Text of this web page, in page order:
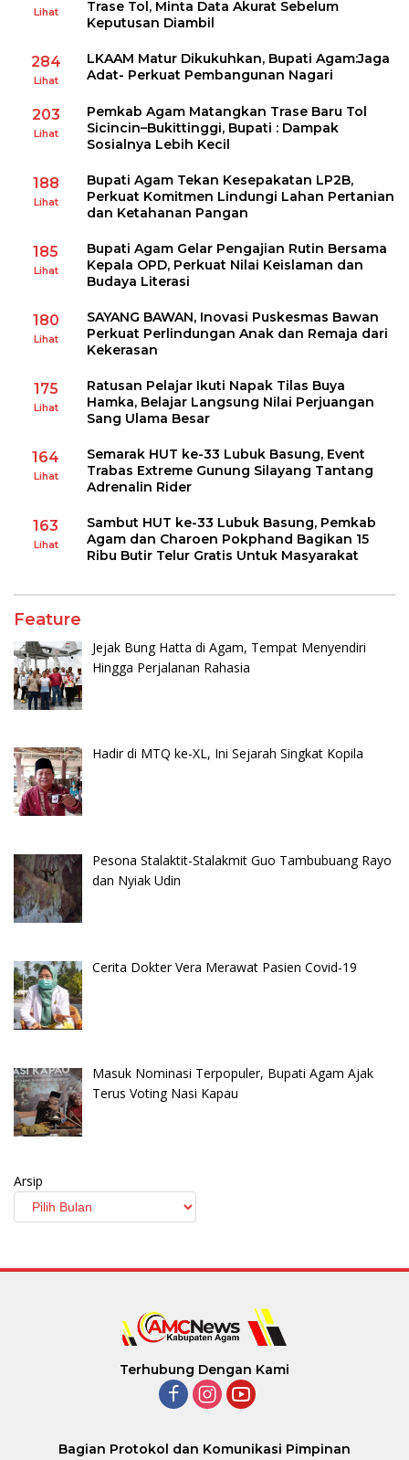
Lihat
Trase Tol, Minta Data Akurat Sebelum
Keputusan Diambil
284
Lihat
LKAAM Matur Dikukuhkan, Bupati Agam:Jaga
Adat- Perkuat Pembangunan Nagari
203
Lihat
Pemkab Agam Matangkan Trase Baru Tol
Sicincin–Bukittinggi, Bupati : Dampak
Sosialnya Lebih Kecil
188
Lihat
Bupati Agam Tekan Kesepakatan LP2B,
Perkuat Komitmen Lindungi Lahan Pertanian
dan Ketahanan Pangan
185
Lihat
Bupati Agam Gelar Pengajian Rutin Bersama
Kepala OPD, Perkuat Nilai Keislaman dan
Budaya Literasi
180
Lihat
SAYANG BAWAN, Inovasi Puskesmas Bawan
Perkuat Perlindungan Anak dan Remaja dari
Kekerasan
175
Lihat
Ratusan Pelajar Ikuti Napak Tilas Buya
Hamka, Belajar Langsung Nilai Perjuangan
Sang Ulama Besar
164
Lihat
Semarak HUT ke-33 Lubuk Basung, Event
Trabas Extreme Gunung Silayang Tantang
Adrenalin Rider
163
Lihat
Sambut HUT ke-33 Lubuk Basung, Pemkab
Agam dan Charoen Pokphand Bagikan 15
Ribu Butir Telur Gratis Untuk Masyarakat
Feature
Jejak Bung Hatta di Agam, Tempat Menyendiri
Hingga Perjalanan Rahasia
Hadir di MTQ ke-XL, Ini Sejarah Singkat Kopila
Pesona Stalaktit-Stalakmit Guo Tambubuang Rayo
dan Nyiak Udin
Cerita Dokter Vera Merawat Pasien Covid-19
Masuk Nominasi Terpopuler, Bupati Agam Ajak
Terus Voting Nasi Kapau
Arsip
Terhubung Dengan Kami
Bagian Protokol dan Komunikasi Pimpinan